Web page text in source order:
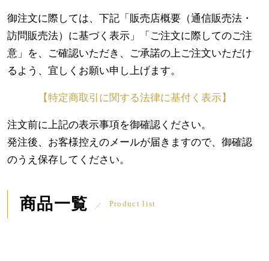
御注文に際しては、下記「販売店概要（通信販売法・
訪問販売法）に基づく表示」「ご注文に際してのご注
意」を、ご確認いただき、ご承諾の上ご注文いただけ
るよう、宜しくお願い申し上げます。
【特定商取引に関する法律に基付く表示】
注文前に上記の表示事項を御確認ください。
発注後、お客様控えのメールが届きますので、御確認
のうえ保存してください。
商品一覧 Product list